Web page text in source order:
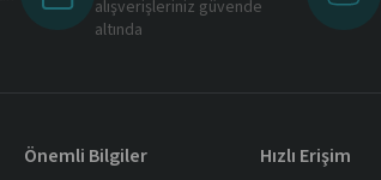
alışverişleriniz güvende
altında
Önemli Bilgiler Hızlı Erişim